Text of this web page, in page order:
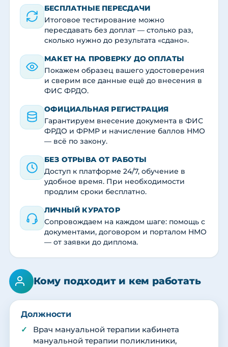
БЕСПЛАТНЫЕ ПЕРЕСДАЧИ
Итоговое тестирование можно
пересдавать без доплат — столько раз,
сколько нужно до результата «сдано».
МАКЕТ НА ПРОВЕРКУ ДО ОПЛАТЫ
Покажем образец вашего удостоверения
и сверим все данные ещё до внесения в
ФИС ФРДО.
ОФИЦИАЛЬНАЯ РЕГИСТРАЦИЯ
Гарантируем внесение документа в ФИС
ФРДО и ФРМР и начисление баллов НМО
— всё по закону.
БЕЗ ОТРЫВА ОТ РАБОТЫ
Доступ к платформе 24/7, обучение в
удобное время. При необходимости
продлим сроки бесплатно.
ЛИЧНЫЙ КУРАТОР
Сопровождаем на каждом шаге: помощь с
документами, договором и порталом НМО
— от заявки до диплома.
Кому подходит и кем работать
Должности
Врач мануальной терапии кабинета
мануальной терапии поликлиники,